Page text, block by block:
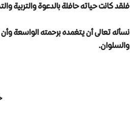
فلقد كانت حياته حافلة بالدعوة والتربية
نسأله تعالى أن يتغمده برحمته الواسعة
والسلوان.